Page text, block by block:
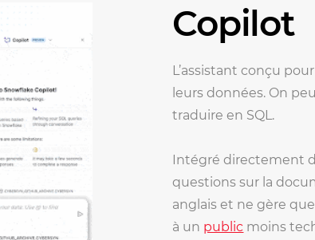
Copilot
L’assistant conçu
leursdonnées. On
traduire en SQL.
Intégré directement
questions sur la
anglais et ne gère que
à un public moins